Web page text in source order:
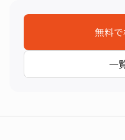
無料
一